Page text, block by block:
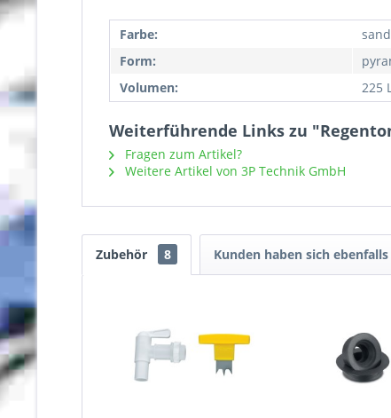
Farbe:
Form:
Volumen:
225
Weiterführende Links zu
Fragen zum Artikel?
Weitere Artikel von 3P Technik GmbH
Zubehör 8 Kunden haben sich